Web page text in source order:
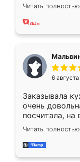
ребёнка при
заказал
хорошее
меньше, здесь
Мне нравится
мебели буду
Читать полностью
6
Заказывала
очень
посчитала, на
Замерщик
делу со всей
за день,
Читать полностью